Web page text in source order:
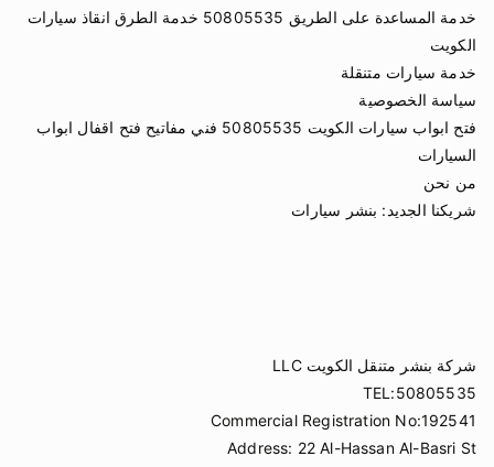
خدمة المساعدة على الطريق 50805535 خدمة الطرق انقاذ سيارات
الكويت
خدمة سيارات متنقلة
سياسة الخصوصية
فتح ابواب سيارات الكويت 50805535 فني مفاتيح فتح اقفال ابواب
السيارات
من نحن
شريكنا الجديد: بنشر سيارات
شركة بنشر متنقل الكويت LLC
TEL:50805535
Commercial Registration No:192541
Address: 22 Al-Hassan Al-Basri St